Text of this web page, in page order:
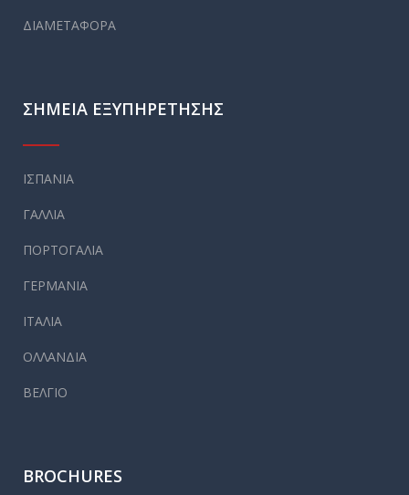
ΔΙΑΜΕΤΑΦΟΡΑ
ΣΗΜΕΙΑ ΕΞΥΠΗΡΕΤΗΣΗΣ
ΙΣΠΑΝΙΑ
ΓΑΛΛΙΑ
ΠΟΡΤΟΓΑΛΙΑ
ΓΕΡΜΑΝΙΑ
ΙΤΑΛΙΑ
ΟΛΛΑΝΔΙΑ
ΒΕΛΓΙΟ
BROCHURES